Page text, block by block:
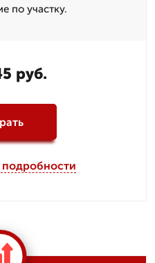
по участку.
руб.
подробности